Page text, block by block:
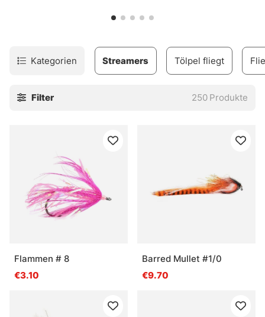
Kategorien Tölpel fliegt
Streamers
Filter 250 Produkte
Flammen # 8
€3.10
Barred Mullet #1/0
€9.70